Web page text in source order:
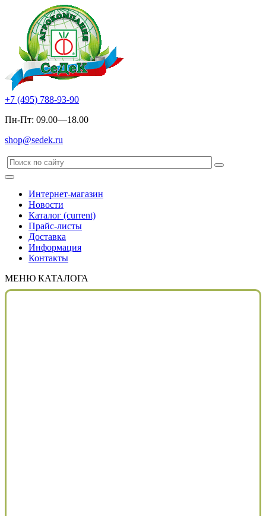
+7 (495) 788-93-90
Пн-Пт: 09.00—18.00
shop@sedek.ru
Интернет-магазин
Новости
Каталог (current)
Прайс-листы
Доставка
Информация
Контакты
МЕНЮ КАТАЛОГА